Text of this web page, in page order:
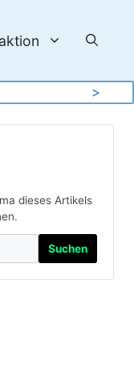
>
dieses Artikels
Suchen